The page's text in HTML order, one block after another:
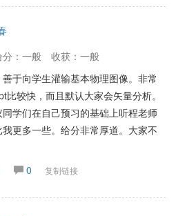
分：一般
收获：一般
于向学生灌输基本物理图像。非常
较快，而且默认大家会矢量分析。
学们在自己预习的基础上听程老师
更多一些。给分非常厚道。大家不
0 复制链接